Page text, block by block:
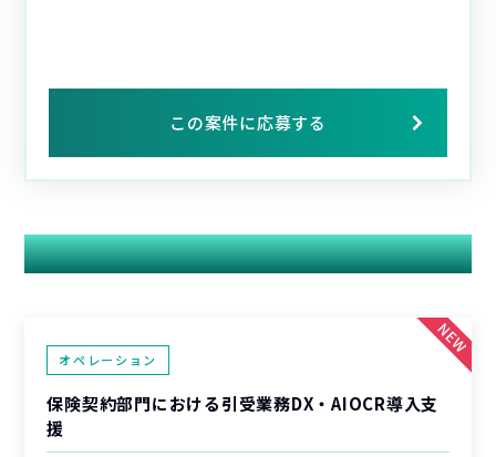
この案件に応募する
関連する案件
オペレーション
保険契約部門における引受業務DX・AIOCR導入支
援